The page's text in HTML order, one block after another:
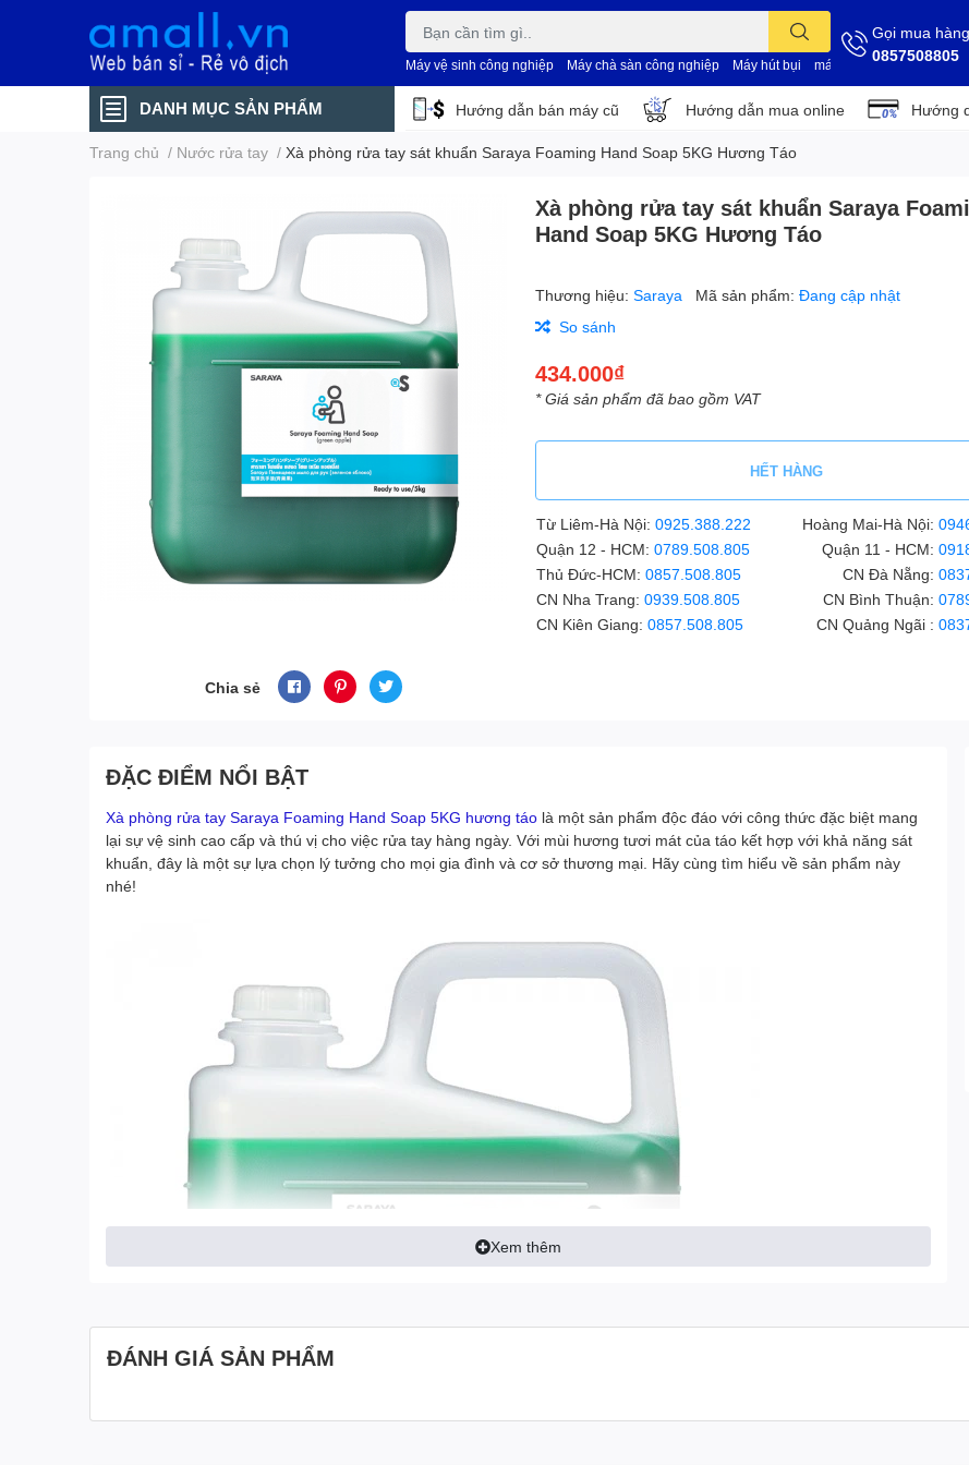
Máy vệ sinh công nghiệp Máy chà sàn công nghiệp Máy hút bụi máy vệ sinh nhà xưởng
Gọi mua hàng
0857508805
DANH MỤC SẢN PHẨM Hướng dẫn bán máy cũ Hướng dẫn mua online Hướng
Trang chủ / Nước rửa tay / Xà phòng rửa tay sát khuẩn Saraya Foaming Hand Soap 5KG Hương Táo
Chia sẻ
Xà phòng rửa tay sát khuẩn Saraya
Hand Soap 5KG Hương Táo
Thương hiệu:Saraya Mã sản phẩm:Đang cập nhật
So sánh
434.000₫
* Giá sản phẩm đã bao gồm VAT
HẾT HÀNG
Từ Liêm-Hà Nội:0925.388.222 Hoàng Mai-Hà Nội:
Quận 12 - HCM:0789.508.805 Quận 11 - HCM:
Thủ Đức-HCM:0857.508.805 CN Đà Nẵng:
CN Nha Trang:0939.508.805 CN Bình Thuận:
CN Kiên Giang:0857.508.805 CN Quảng Ngãi :
ĐẶC ĐIỂM NỔI BẬT
Xà phòng rửa tay Saraya Foaming Hand Soap 5KG hương táo là một sản phẩm độc đáo với công thức đặc biệt mang
lại sự vệ sinh cao cấp và thú vị cho việc rửa tay hàng ngày. Với mùi hương tươi mát của táo kết hợp với khả năng sát
khuẩn, đây là một sự lựa chọn lý tưởng cho mọi gia đình và cơ sở thương mại. Hãy cùng tìm hiểu về sản phẩm này
nhé!
Xem thêm
ĐÁNH GIÁ SẢN PHẨM